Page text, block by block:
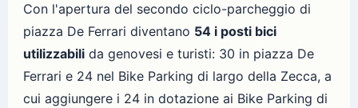
Con l'apertura del secondo ciclo-parcheggio di
piazza De Ferrari diventano 54 i posti bici
utilizzabili da genovesi e turisti: 30 in piazza De
Ferrari e 24 nel Bike Parking di largo della Zecca, a
cui aggiungere i 24 in dotazione ai Bike Parking di